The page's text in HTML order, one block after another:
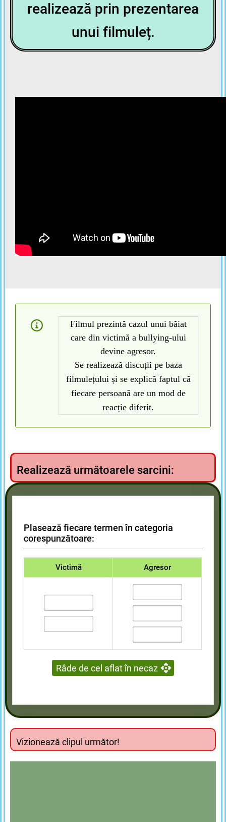
realizează prin prezentarea
unui filmuleț.
Filmul prezintă cazul unui băiat
care din victimă a bullying-ului
devine agresor.
Se realizează discuții pe baza
filmulețului și se explică faptul că
fiecare persoană are un mod de
reacție diferit.
Realizează următoarele sarcini:
Plasează fiecare termen în categoria
corespunzătoare:
Victimă Agresor
Râde de cel aflat în necaz
Vizionează clipul următor!